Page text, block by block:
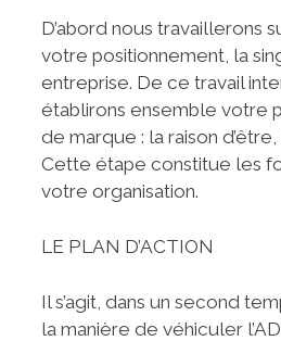
D’abord nous travaillerons
votre positionnement, la
entreprise. De ce travail
établirons ensemble votre
de marque : la raison d’être,
Cette étape constitue les
votre organisation.
LE PLAN D’ACTION
Il s’agit, dans un second
la manière de véhiculer